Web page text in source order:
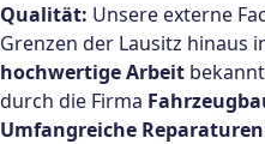
Qualität: Unsere externe
Grenzen der Lausitz hinaus
hochwertige Arbeit
durch die Firma
Umfangreiche